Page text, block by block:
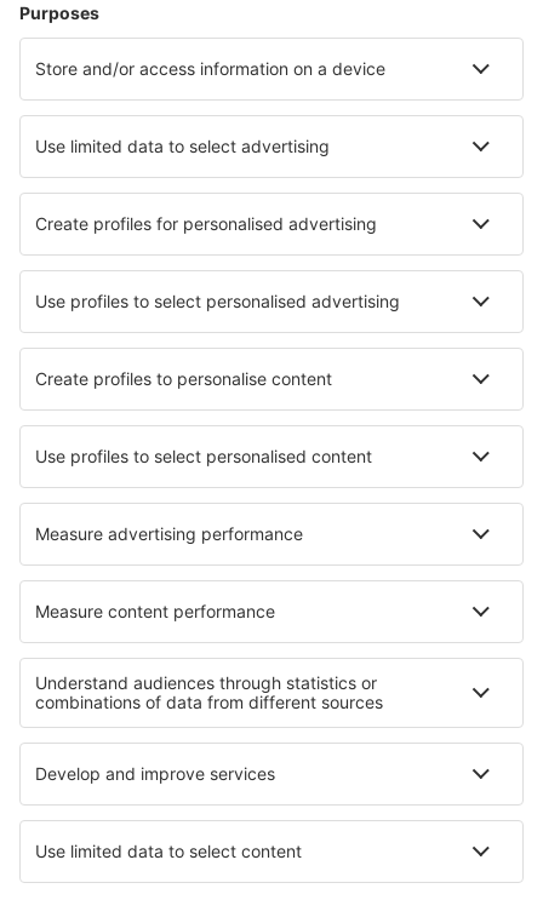
Zbor+Hotel
Află mai multe
Companii aeriene
Wizz Air
Ryanair
Lufthansa
Despre eSky
Cariere
Termeni şi condiţii
Rezervările mele
Politica de Confidențialitate
Politică cookie
Asistenţă şi contact